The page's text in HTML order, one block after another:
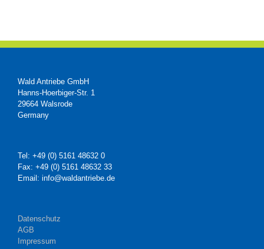
Wald Antriebe GmbH
Hanns-Hoerbiger-Str. 1
29664 Walsrode
Germany
Tel: +49 (0) 5161 48632 0
Fax: +49 (0) 5161 48632 33
Email: info@waldantriebe.de
Datenschutz
AGB
Impressum